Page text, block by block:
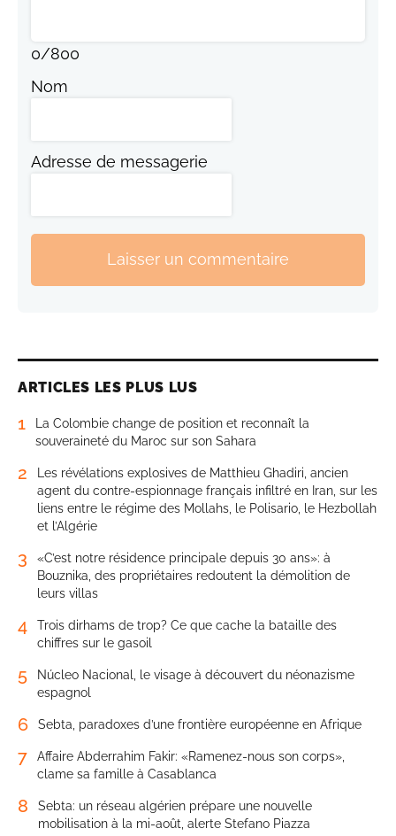
0/800
Nom
Adresse de messagerie
Laisser un commentaire
ARTICLES LES PLUS LUS
1
La Colombie change de position et reconnaît la
souveraineté du Maroc sur son Sahara
2
Les révélations explosives de Matthieu Ghadiri, ancien
agent du contre-espionnage français infiltré en Iran, sur les
liens entre le régime des Mollahs, le Polisario, le Hezbollah
et l’Algérie
3
«C’est notre résidence principale depuis 30 ans»: à
Bouznika, des propriétaires redoutent la démolition de
leurs villas
4
Trois dirhams de trop? Ce que cache la bataille des
chiffres sur le gasoil
5
Núcleo Nacional, le visage à découvert du néonazisme
espagnol
6 Sebta, paradoxes d’une frontière européenne en Afrique
7
Affaire Abderrahim Fakir: «Ramenez-nous son corps»,
clame sa famille à Casablanca
8
Sebta: un réseau algérien prépare une nouvelle
mobilisation à la mi-août, alerte Stefano Piazza